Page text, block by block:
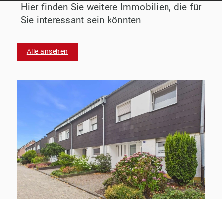
Hier finden Sie weitere Immobilien, die für
Sie interessant sein könnten
Alle ansehen